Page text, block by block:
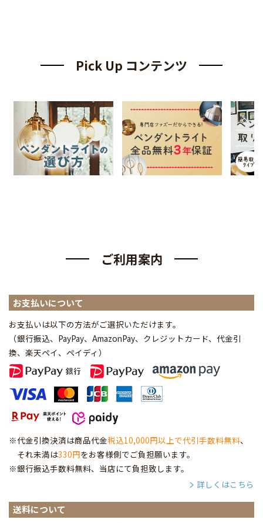
Pick Up コンテンツ
ご利用案内
お支払いについて
お支払いは以下の方法がご選択いただけます。
（銀行振込、PayPay、AmazonPay、クレジットカード、代金引
換、楽天ペイ、ペイディ ）
※代金引換決済は商品代金税込10,000円以上で代引手数料無料、
それ未満は330円をお客様側でご負担願います。
※銀行振込手数料無料、当店にて負担致します。
詳しくはこちら
送料について